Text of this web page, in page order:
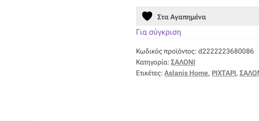
Στα Αγαπημένα
Για σύγκριση
Κωδικός προϊόντος:d2222223680086
Κατηγορία:ΣΑΛΟΝΙ
Ετικέτες:Aslanis Home, ΡΙΧΤΑΡΙ,